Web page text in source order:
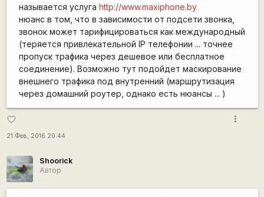
называется услуга http://www.maxiphone.by
нюанс в том, что в зависимости от подсети звонка,
звонок может тарифицироваться как международный
(теряется привлекательной IP телефонии ... точнее
пропуск трафика через дешевое или бесплатное
соединение). Возможно тут подойдет маскирование
внешнего трафика под внутренний (маршрутизация
через домашний роутер, однако есть нюансы ... )
favorite_border
21 Фев, 2016 20:44
more_vert
Shoorick
Автор